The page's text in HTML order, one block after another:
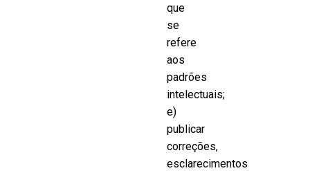
que
se
refere
aos
padrões
intelectuais;
e)
publicar
correções,
esclarecimentos